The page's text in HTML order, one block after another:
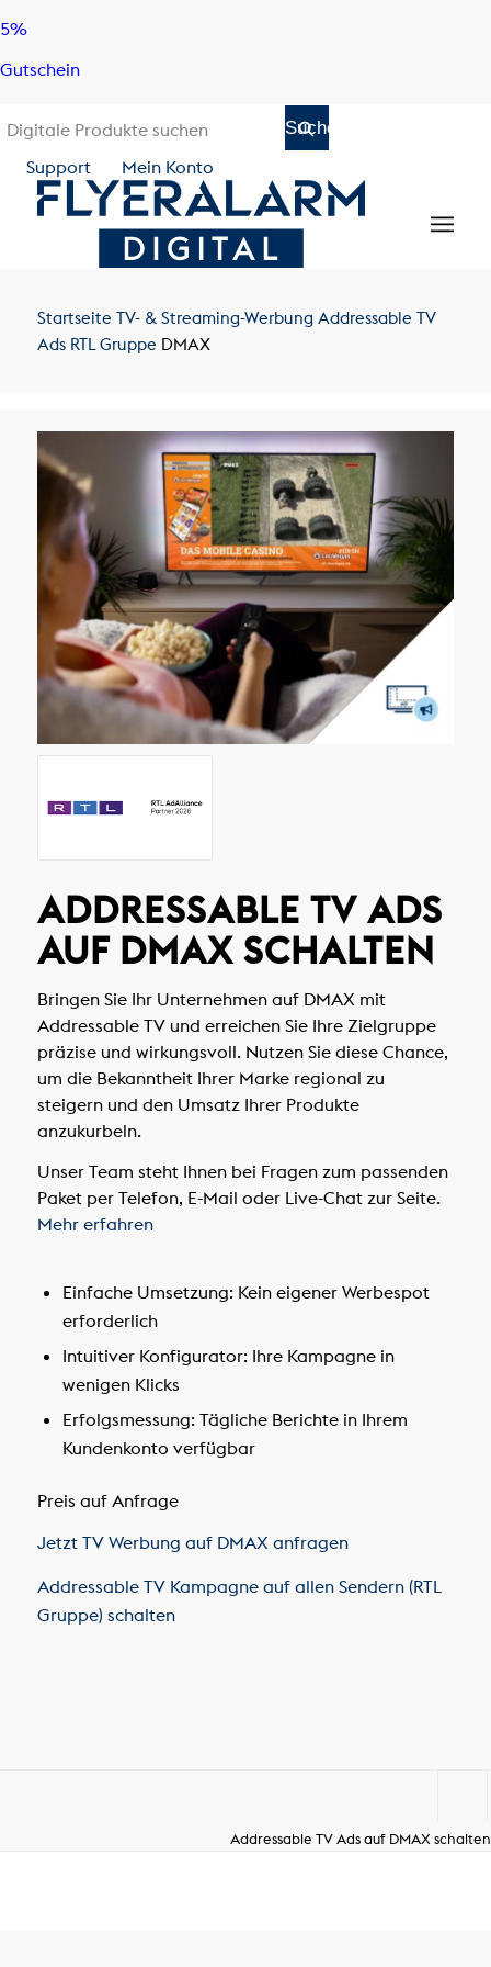
Skip
content
Skip
navigation
5%
Gutschein
Support Mein Konto
Startseite TV- & Streaming-Werbung Addressable TV
Ads RTL Gruppe DMAX
ADDRESSABLE TV ADS
AUF DMAX SCHALTEN
Bringen Sie Ihr Unternehmen auf DMAX mit
Addressable TV und erreichen Sie Ihre Zielgruppe
präzise und wirkungsvoll. Nutzen Sie diese Chance,
um die Bekanntheit Ihrer Marke regional zu
steigern und den Umsatz Ihrer Produkte
anzukurbeln.
Unser Team steht Ihnen bei Fragen zum passenden
Paket per Telefon, E-Mail oder Live-Chat zur Seite.
Mehr erfahren
Einfache Umsetzung:Kein eigener Werbespot
erforderlich
Intuitiver Konfigurator:Ihre Kampagne in
wenigen Klicks
Erfolgsmessung:Tägliche Berichte in Ihrem
Kundenkonto verfügbar
Preis auf Anfrage
Jetzt TV Werbung auf DMAX anfragen
Addressable TV Kampagne auf allen Sendern (RTL
Gruppe) schalten
Addressable TV Ads auf DMAX schalten